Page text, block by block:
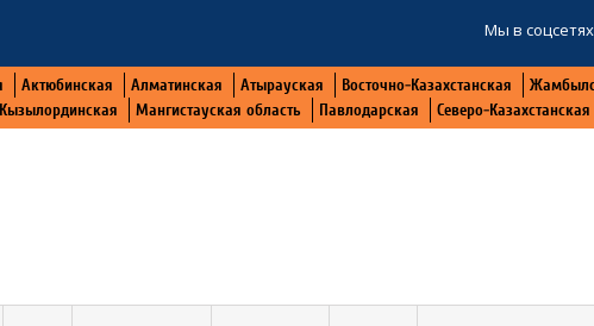
Мы в
Актюбинская Алматинская Атырауская Восточно-Казахстанская
Кызылординская Мангистауская область Павлодарская Северо-Казахстанская